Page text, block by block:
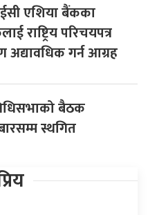
एशिया बैंकका
राष्ट्रिय परिचयपत्र
अद्यावधिक गर्न आग्रह
बैठक
स्थगित